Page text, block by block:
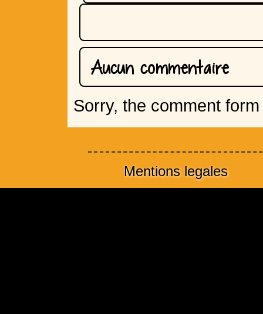
Aucun commentaire
Sorry, the comment
Mentions legales